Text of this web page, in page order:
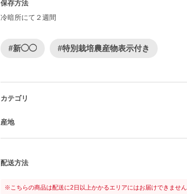
保存方法
冷暗所にて２週間
#新◯◯ #特別栽培農産物表示付き
カテゴリ
産地
配送方法
※こちらの商品は配送に2日以上かかるエリアにはお届けできません